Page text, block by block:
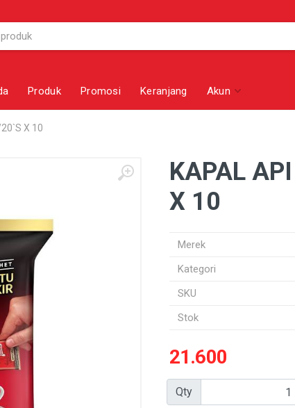
Produk Promosi Keranjang Akun
X 10
KAPAL
X 10
Merek
Kategori
SKU
Stok
21.600
Qty